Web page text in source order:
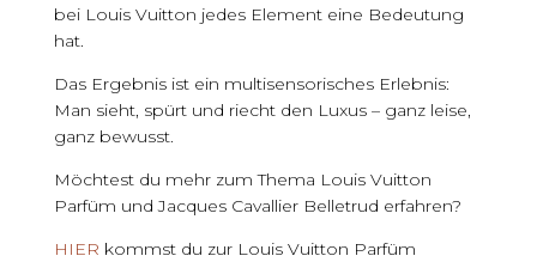
bei Louis Vuitton jedes Element eine Bedeutung
hat.
Das Ergebnis ist ein multisensorisches Erlebnis:
Man sieht, spürt und riecht den Luxus – ganz leise,
ganz bewusst.
Möchtest du mehr zum Thema Louis Vuitton
Parfüm und Jacques Cavallier Belletrud erfahren?
HIER kommst du zur Louis Vuitton Parfüm